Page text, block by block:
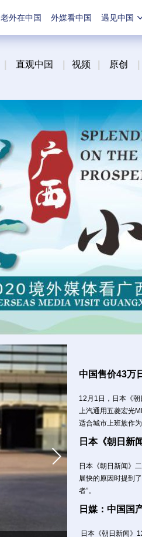
老外在中国 外媒看中国 遇见中国
直观中国 视频 原创
中国售价43万
12月1日，日本《
上汽通用五菱宏光
适合城市上班族作为
日本《朝日新
日本《朝日新闻》
展快的原因时提到
者”。
日媒：中国国
日本《朝日新闻》